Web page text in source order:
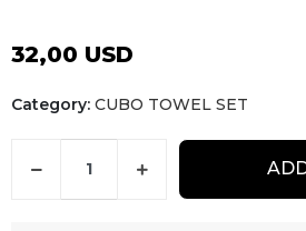
32,00 USD
Category: CUBO TOWEL SET